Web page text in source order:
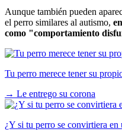
Aunque también pueden
el perro similares al autismo,
como "comportamiento
Tu perro merece tener su
→ Le entrego su corona
¿Y si tu perro se convirtiera en